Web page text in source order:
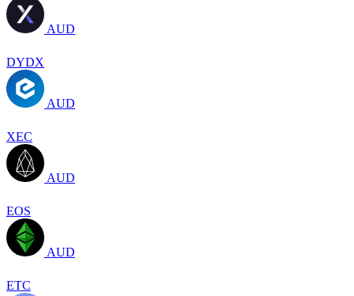
AUD
DYDX
AUD
XEC
AUD
EOS
AUD
ETC